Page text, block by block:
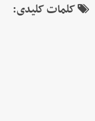
کلمات کلیدی: